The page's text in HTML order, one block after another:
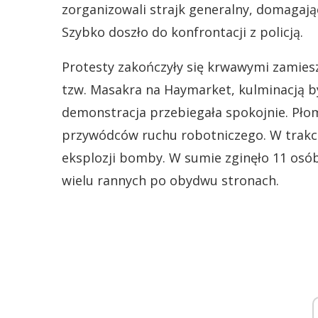
zorganizowali strajk generalny,
Szybko doszło do konfrontacji z policją.
Protesty zakończyły się krwawymi
tzw. Masakra na Haymarket, kulminacją
demonstracja przebiegała spokojnie.
przywódców ruchu robotniczego. W
eksplozji bomby. W sumie zginęło 11
wielu rannych po obydwu stronach.